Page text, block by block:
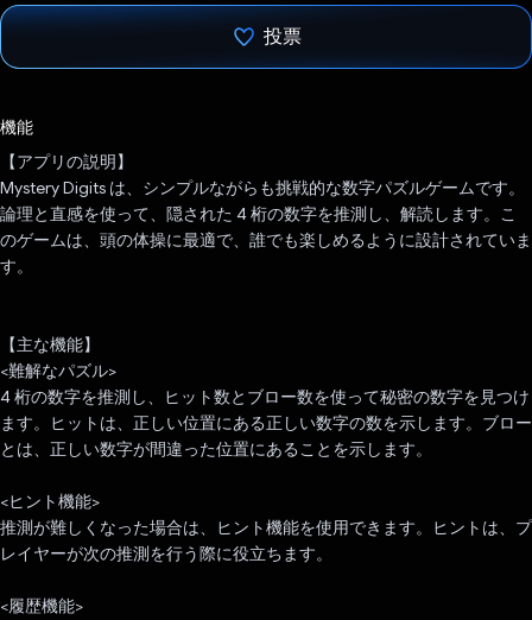
投票
機能
【アプリの説明】
Mystery Digits は、シンプルながらも挑戦的な数字パズルゲームです。
論理と直感を使って、隠された 4 桁の数字を推測し、解読します。こ
のゲームは、頭の体操に最適で、誰でも楽しめるように設計されていま
す。
【主な機能】
<難解なパズル>
4 桁の数字を推測し、ヒット数とブロー数を使って秘密の数字を見つけ
ます。ヒットは、正しい位置にある正しい数字の数を示します。ブロー
とは、正しい数字が間違った位置にあることを示します。
<ヒント機能>
推測が難しくなった場合は、ヒント機能を使用できます。ヒントは、プ
レイヤーが次の推測を行う際に役立ちます。
<履歴機能>